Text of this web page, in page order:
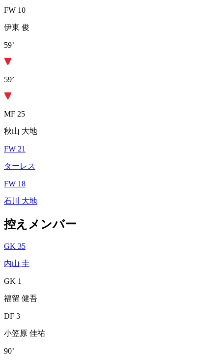
FW 10
伊東 俊
59’
59’
MF 25
秋山 大地
FW 21
ターレス
FW 18
石川 大地
控えメンバー
GK 35
内山 圭
GK 1
福留 健吾
DF 3
小笠原 佳祐
90’